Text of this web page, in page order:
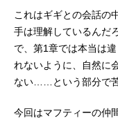
これはギギとの会話の
手は理解しているんだ
で、第1章では本当は
れないように、自然に
ない……という部分で苦
今回はマフティーの仲